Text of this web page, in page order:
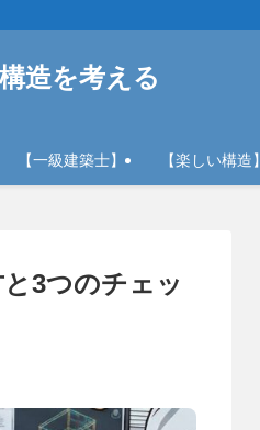
造を考える
【一級建築士】 【楽しい構造】
3つのチェッ